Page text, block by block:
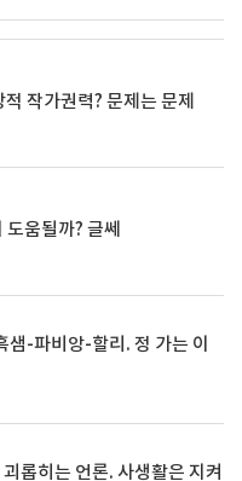
작가권력? 문제는 문제
움될까? 글쎄
-파비앙-할리. 정 가는 이
롭히는 언론. 사생활은 지켜